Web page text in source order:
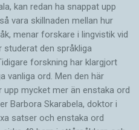
kan redan ha snappat upp
vara skillnaden mellan hur
menar forskare i lingvistik vid
studerat den språkliga
forskning har klargjort
vanliga ord. Men den här
mycket mer än enstaka ord
Barbora Skarabela, doktor i
satser och enstaka ord